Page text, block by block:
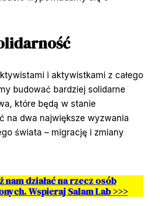
i aktywistkami z całego
budować bardziej solidarne
które będą w stanie
na dwa największe wyzwania
świata – migrację i zmiany
nam działać na rzecz osób
Wspieraj Salam Lab >>>